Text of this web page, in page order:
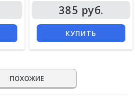
385 руб.
КУПИТЬ
ПОХОЖИЕ